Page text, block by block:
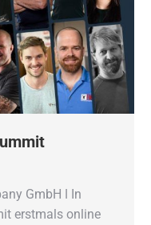
GmbH ǀ In
erstmals online